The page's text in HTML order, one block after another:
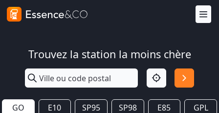
Trouvez la station la moins chère
GO E10 SP95 SP98 E85 GPL